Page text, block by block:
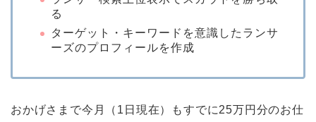
る
ターゲット・キーワードを意識したランサ
ーズのプロフィールを作成
おかげさまで今月（1日現在）もすでに25万円分のお仕